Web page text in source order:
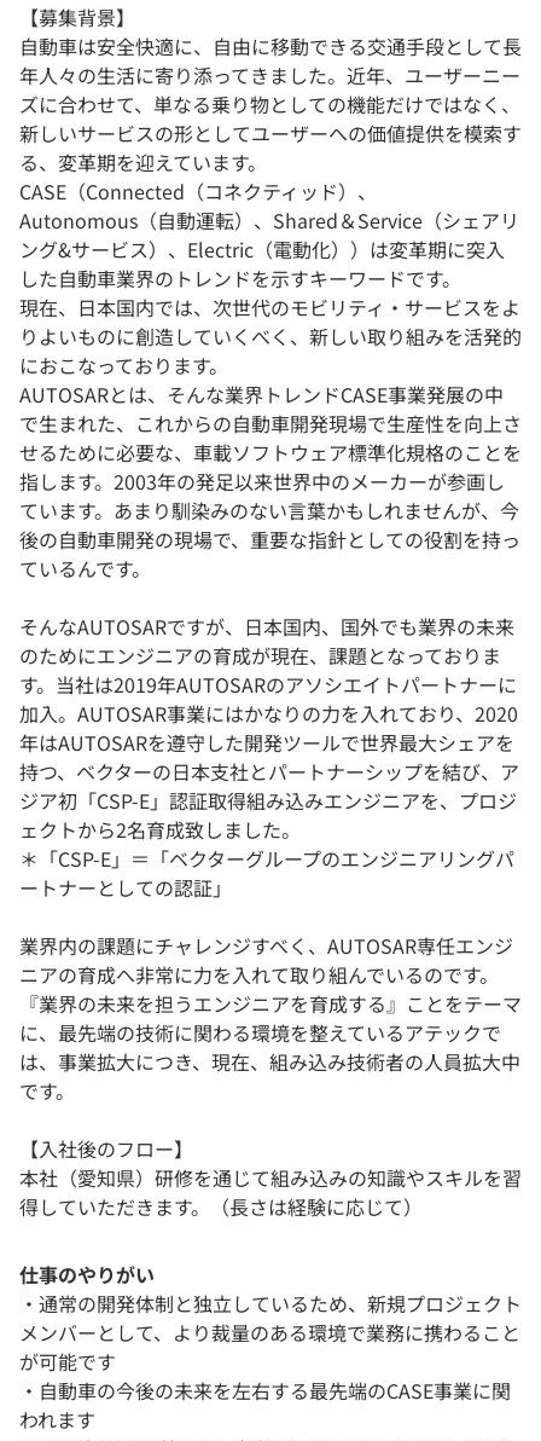
【募集背景】
自動車は安全快適に、自由に移動できる交通手段として長
年人々の生活に寄り添ってきました。近年、ユーザーニー
ズに合わせて、単なる乗り物としての機能だけではなく、
新しいサービスの形としてユーザーへの価値提供を模索す
る、変革期を迎えています。
CASE（Connected（コネクティッド）、
Autonomous（自動運転）、Shared＆Service（シェアリ
ング&サービス）、Electric（電動化））は変革期に突入
した自動車業界のトレンドを示すキーワードです。
現在、日本国内では、次世代のモビリティ・サービスをよ
りよいものに創造していくべく、新しい取り組みを活発的
におこなっております。
AUTOSARとは、そんな業界トレンドCASE事業発展の中
で生まれた、これからの自動車開発現場で生産性を向上さ
せるために必要な、車載ソフトウェア標準化規格のことを
指します。2003年の発足以来世界中のメーカーが参画し
ています。あまり馴染みのない言葉かもしれませんが、今
後の自動車開発の現場で、重要な指針としての役割を持っ
ているんです。
そんなAUTOSARですが、日本国内、国外でも業界の未来
のためにエンジニアの育成が現在、課題となっておりま
す。当社は2019年AUTOSARのアソシエイトパートナーに
加入。AUTOSAR事業にはかなりの力を入れており、2020
年はAUTOSARを遵守した開発ツールで世界最大シェアを
持つ、ベクターの日本支社とパートナーシップを結び、ア
ジア初「CSP-E」認証取得組み込みエンジニアを、プロジ
ェクトから2名育成致しました。
＊「CSP-E」＝「ベクターグループのエンジニアリングパ
ートナーとしての認証」
業界内の課題にチャレンジすべく、AUTOSAR専任エンジ
ニアの育成へ非常に力を入れて取り組んでいるのです。
『業界の未来を担うエンジニアを育成する』ことをテーマ
に、最先端の技術に関わる環境を整えているアテックで
は、事業拡大につき、現在、組み込み技術者の人員拡大中
です。
【入社後のフロー】
本社（愛知県）研修を通じて組み込みの知識やスキルを習
得していただきます。（長さは経験に応じて）
仕事のやりがい
・通常の開発体制と独立しているため、新規プロジェクト
メンバーとして、より裁量のある環境で業務に携わること
が可能です
・自動車の今後の未来を左右する最先端のCASE事業に関
われます